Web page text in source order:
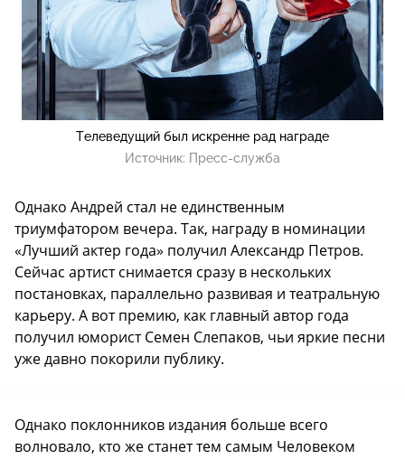
Телеведущий был искренне рад награде
Источник: Пресс-служба
Однако Андрей стал не единственным
триумфатором вечера. Так, награду в номинации
«Лучший актер года» получил Александр Петров.
Сейчас артист снимается сразу в нескольких
постановках, параллельно развивая и театральную
карьеру. А вот премию, как главный автор года
получил юморист Семен Слепаков, чьи яркие песни
уже давно покорили публику.
Однако поклонников издания больше всего
волновало, кто же станет тем самым Человеком